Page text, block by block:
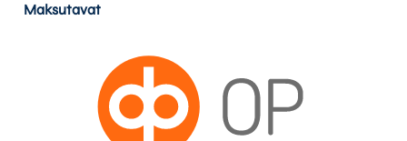
Maksutavat